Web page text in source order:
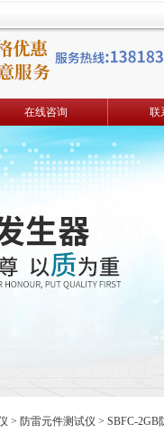
在线咨询 联
> 防雷元件测试仪 > SBFC-2GB